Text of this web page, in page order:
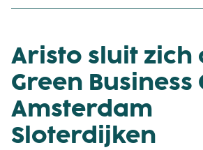
Aristo sluit zich
Green Business
Amsterdam
Sloterdijken